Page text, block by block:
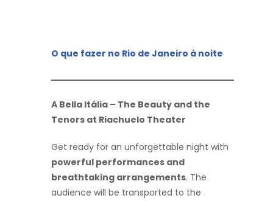
O que fazer no Rio de Janeiro à noite
A Bella Itália – The Beauty and the
Tenors at Riachuelo Theater
Get ready for an unforgettable night with
powerful performances and
breathtaking arrangements. The
audience will be transported to the